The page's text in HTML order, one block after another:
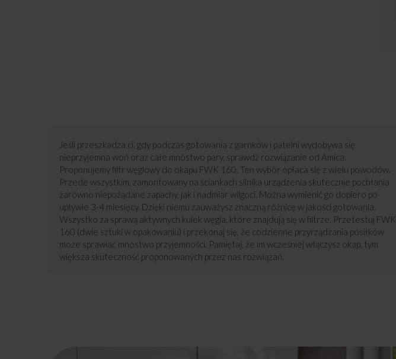
Jeśli przeszkadza ci, gdy podczas gotowania z garnków i patelni wydobywa się
nieprzyjemna woń oraz całe mnóstwo pary, sprawdź rozwiązanie od Amica.
Proponujemy filtr węglowy do okapu FWK 160. Ten wybór opłaca się z wielu powodów.
Przede wszystkim, zamontowany na ściankach silnika urządzenia skutecznie pochłania
zarówno niepożądane zapachy, jak i nadmiar wilgoci. Można wymienić go dopiero po
upływie 3-4 miesięcy. Dzięki niemu zauważysz znaczną różnicę w jakości gotowania.
Wszystko za sprawą aktywnych kulek węgla, które znajdują się w filtrze. Przetestuj FWK
160 (dwie sztuki w opakowaniu) i przekonaj się, że codzienne przyrządzania posiłków
może sprawiać mnóstwo przyjemności. Pamiętaj, że im wcześniej włączysz okap, tym
większa skuteczność proponowanych przez nas rozwiązań.